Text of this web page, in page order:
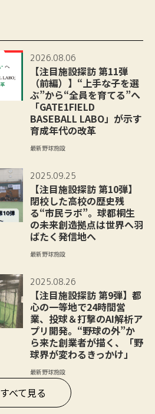
2026.08.06
【注目施設探訪 第11弾
（前編）】“上手な子を選
ぶ”から“全員を育てる”へ
「GATE1FIELD
BASEBALL LABO」が示す
育成年代の改革
最新野球施設
2025.09.25
【注目施設探訪 第10弾】
閉校した高校の歴史残
る“市民ラボ”。球都桐生
の未来創造拠点は世界へ羽
ばたく発信地へ
最新野球施設
2025.08.26
【注目施設探訪 第9弾】都
心の一等地で24時間営
業、投球＆打撃のAI解析ア
プリ開発。“野球の外”か
ら来た創業者が描く、「野
球界が変わるきっかけ」
最新野球施設
すべて見る